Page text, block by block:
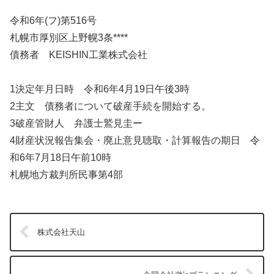
令和6年(フ)第516号
札幌市厚別区上野幌3条****
債務者 KEISHIN工業株式会社
1決定年月日時 令和6年4月19日午後3時
2主文 債務者について破産手続を開始する。
3破産管財人 弁護士鷲見圭ー
4財産状況報告集会・廃止意見聴取・計算報告の期日 令
和6年7月18日午前10時
札幌地方裁判所民事第4部
株式会社天山